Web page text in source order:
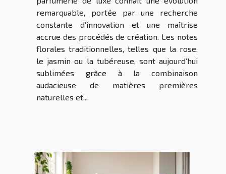
remarquable, portée par une recherche
constante d’innovation et une maîtrise
accrue des procédés de création. Les notes
florales traditionnelles, telles que la rose,
le jasmin ou la tubéreuse, sont aujourd’hui
sublimées grâce à la combinaison
audacieuse de matières premières
naturelles et...